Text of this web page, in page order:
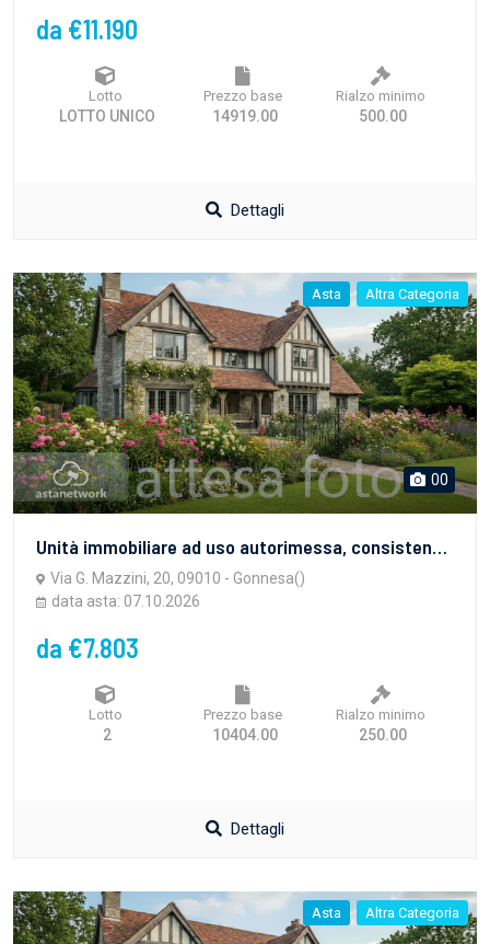
da €11.190
Lotto
LOTTO UNICO
Prezzo base
14919.00
Rialzo minimo
500.00
Dettagli
Asta Altra Categoria
00
Unità immobiliare ad uso autorimessa, consistenza catastale mq. 94
Via G. Mazzini, 20, 09010 - Gonnesa()
data asta: 07.10.2026
da €7.803
Lotto
2
Prezzo base
10404.00
Rialzo minimo
250.00
Dettagli
Asta Altra Categoria